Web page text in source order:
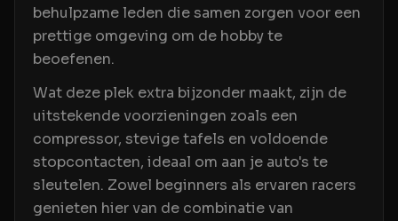
behulpzame leden die samen zorgen voor een
prettige omgeving om de hobby te
beoefenen.
Wat deze plek extra bijzonder maakt, zijn de
uitstekende voorzieningen zoals een
compressor, stevige tafels en voldoende
stopcontacten, ideaal om aan je auto's te
sleutelen. Zowel beginners als ervaren racers
genieten hier van de combinatie van